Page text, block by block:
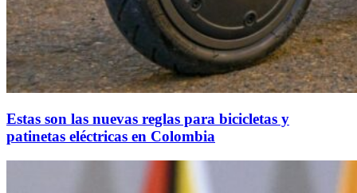
Estas son las nuevas reglas para bicicletas y
patinetas eléctricas en Colombia